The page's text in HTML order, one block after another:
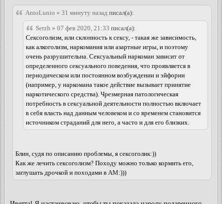
AntoLunio » 31 минуту назад писал(а):
Serzh » 07 фев 2020, 21:33 писал(а):
Сексоголизм, или склонность к сексу, - такая же зависимость,
как алкоголизм, наркомания или азартные игры, и поэтому
очень разрушительна. Сексуальный наркоман зависит от
определенного сексуального поведения, что проявляется в
периодическом или постоянном возбуждении и эйфории
(например, у наркомана такое действие вызывает принятие
наркотического средства). Чрезмерная патологическая
потребность в сексуальной деятельности полностью включает
в себя власть над данным человеком и со временем становится
источником страданий для него, а часто и для его близких.
Блин, судя по описанию проблемы, я сексоголик:))
Как же лечить сексоголизм? Походу можно только кормить его,
заглушать дрочкой и походами в АМ:)))